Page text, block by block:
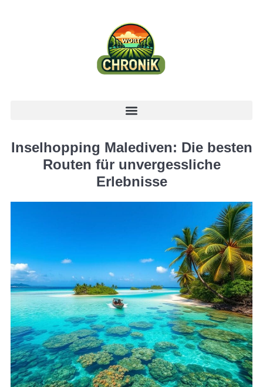
Inselhopping Malediven: Die besten
Routen für unvergessliche
Erlebnisse